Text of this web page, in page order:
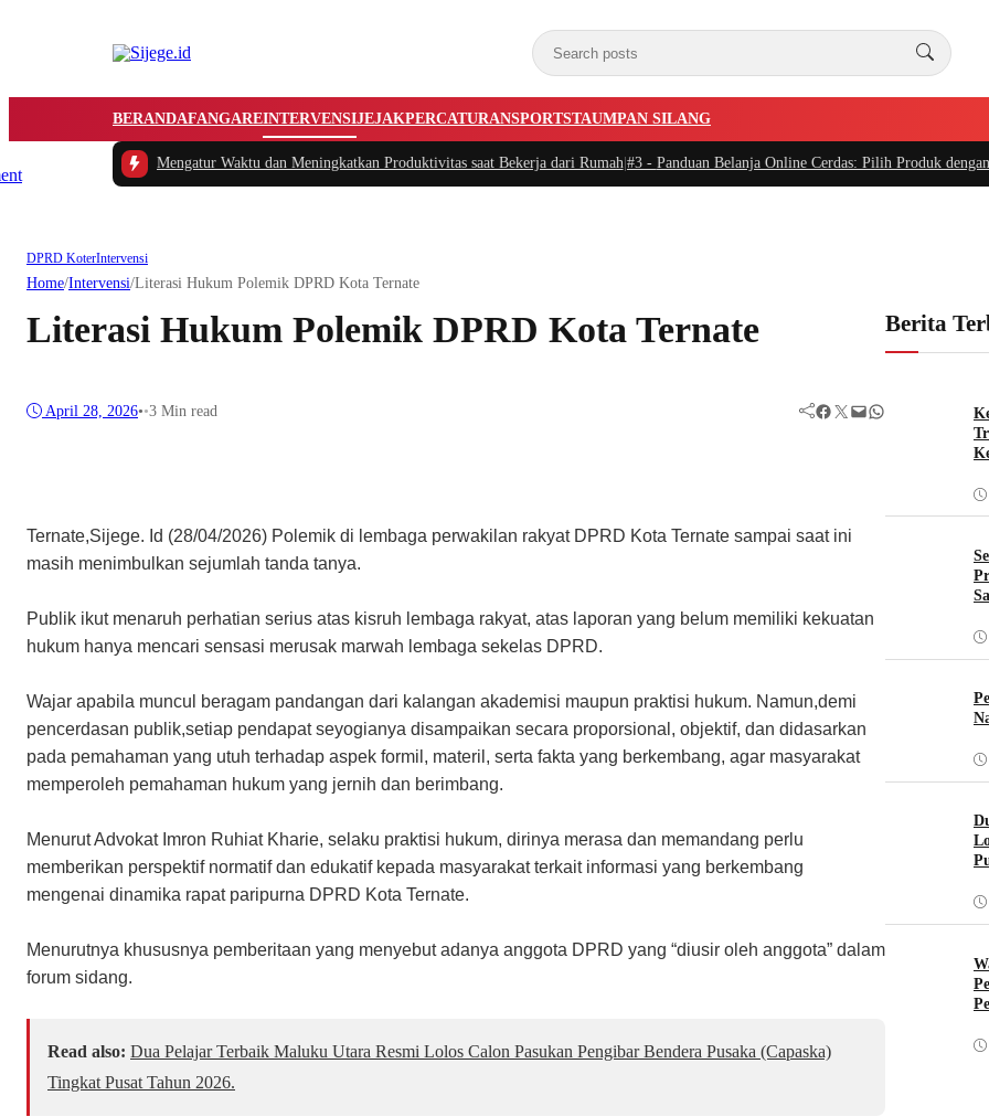
BERANDAFANGAREINTERVENSIJEJAKPERCATURANSPORTSTAUMPAN SILANG
Cerdas Mengatur Waktu dan Meningkatkan Produktivitas saat Bekerja dari Rumah|#3 -Panduan Belanja Online Cerdas: Pilih Produk dengan Bijak dan
DPRD KoterIntervensi
Home/Intervensi/Literasi Hukum Polemik DPRD Kota Ternate
Literasi Hukum Polemik DPRD Kota Ternate
April 28, 2026••3 Min read Facebook Twitter Mail WhatsApp
Ternate,Sijege. Id (28/04/2026) Polemik di lembaga perwakilan rakyat DPRD Kota Ternate sampai saat ini
masih menimbulkan sejumlah tanda tanya.
Publik ikut menaruh perhatian serius atas kisruh lembaga rakyat, atas laporan yang belum memiliki kekuatan
hukum hanya mencari sensasi merusak marwah lembaga sekelas DPRD.
Wajar apabila muncul beragam pandangan dari kalangan akademisi maupun praktisi hukum. Namun,demi
pencerdasan publik,setiap pendapat seyogianya disampaikan secara proporsional, objektif, dan didasarkan
pada pemahaman yang utuh terhadap aspek formil, materil, serta fakta yang berkembang, agar masyarakat
memperoleh pemahaman hukum yang jernih dan berimbang.
Menurut Advokat Imron Ruhiat Kharie, selaku praktisi hukum, dirinya merasa dan memandang perlu
memberikan perspektif normatif dan edukatif kepada masyarakat terkait informasi yang berkembang
mengenai dinamika rapat paripurna DPRD Kota Ternate.
Menurutnya khususnya pemberitaan yang menyebut adanya anggota DPRD yang “diusir oleh anggota” dalam
forum sidang.
Read also: Dua Pelajar Terbaik Maluku Utara Resmi Lolos Calon Pasukan Pengibar Bendera Pusaka (Capaska)
Tingkat Pusat Tahun 2026.
Berita